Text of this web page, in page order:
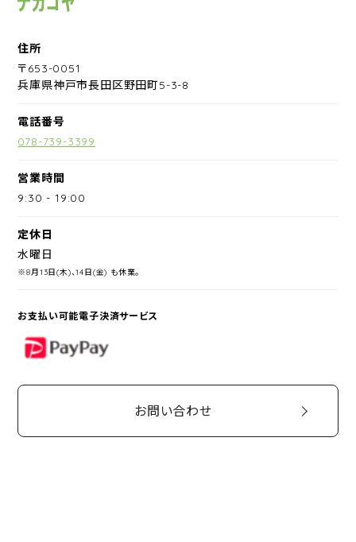
住所
〒653-0051
兵庫県神戸市長田区野田町5-3-8
電話番号
078-739-3399
営業時間
9:30 -19:00
定休日
水曜日
※8月13日(木)、14日(金) も休業。
お支払い可能電子決済サービス
PayPay
お問い合わせ